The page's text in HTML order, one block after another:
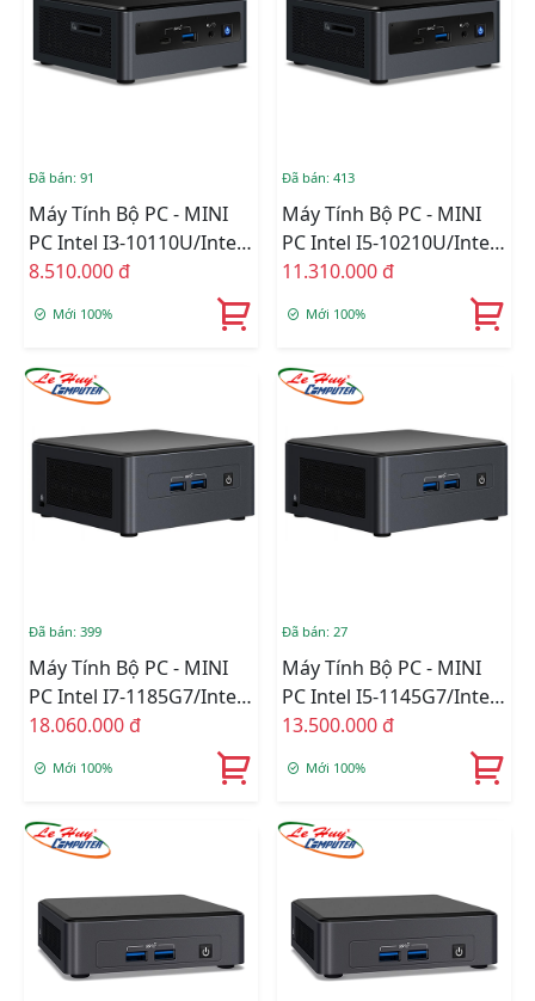
Đã bán: 91
Máy Tính Bộ PC - MINI
PC Intel I3-10110U/Intel
UHD Graphics/Wifi 6 +
Bluetooth/Ram Option/
Ổ Cứng Option
8.510.000 đ
Mới 100%
Đã bán: 413
Máy Tính Bộ PC - MINI
PC Intel I5-10210U/Intel
UHD Graphics/Wifi 6 +
Bluetooth/Ram Option/
Ổ Cứng Option
11.310.000 đ
Mới 100%
Đã bán: 399
Máy Tính Bộ PC - MINI
PC Intel I7-1185G7/Intel
Iris Xe Graphics/Wifi 6 +
Bluetooth/Ram Option/
Ổ Cứng Option
18.060.000 đ
Mới 100%
Đã bán: 27
Máy Tính Bộ PC - MINI
PC Intel I5-1145G7/Intel
Iris Xe Graphics/Wifi 6 +
Bluetooth/Ram Option/
Ổ Cứng Option
13.500.000 đ
Mới 100%